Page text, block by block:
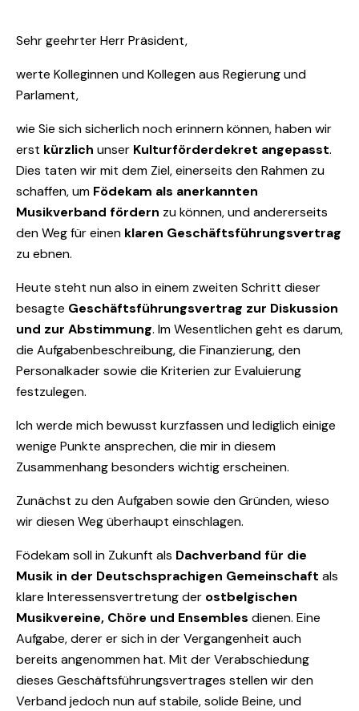
Sehr geehrter Herr Präsident,
werte Kolleginnen und Kollegen aus Regierung und
Parlament,
wie Sie sich sicherlich noch erinnern können, haben wir
erst kürzlich unser Kulturförderdekret angepasst.
Dies taten wir mit dem Ziel, einerseits den Rahmen zu
schaffen, um Födekam als anerkannten
Musikverband fördern zu können, und andererseits
den Weg für einen klaren Geschäftsführungsvertrag
zu ebnen.
Heute steht nun also in einem zweiten Schritt dieser
besagte Geschäftsführungsvertrag zur Diskussion
und zur Abstimmung. Im Wesentlichen geht es darum,
die Aufgabenbeschreibung, die Finanzierung, den
Personalkader sowie die Kriterien zur Evaluierung
festzulegen.
Ich werde mich bewusst kurzfassen und lediglich einige
wenige Punkte ansprechen, die mir in diesem
Zusammenhang besonders wichtig erscheinen.
Zunächst zu den Aufgaben sowie den Gründen, wieso
wir diesen Weg überhaupt einschlagen.
Födekam soll in Zukunft als Dachverband für die
Musik in der Deutschsprachigen Gemeinschaft als
klare Interessensvertretung der ostbelgischen
Musikvereine, Chöre und Ensembles dienen. Eine
Aufgabe, derer er sich in der Vergangenheit auch
bereits angenommen hat. Mit der Verabschiedung
dieses Geschäftsführungsvertrages stellen wir den
Verband jedoch nun auf stabile, solide Beine, und